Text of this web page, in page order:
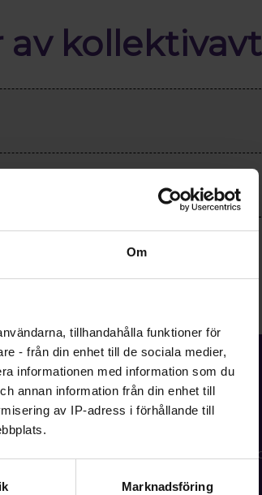
Om
tillhandahålla funktioner för
- från din enhet till de sociala medier,
informationen med information som du
annan information från din enhet till
av IP-adress i förhållande till
Marknadsföring
av
på SRAT med frågor om ditt